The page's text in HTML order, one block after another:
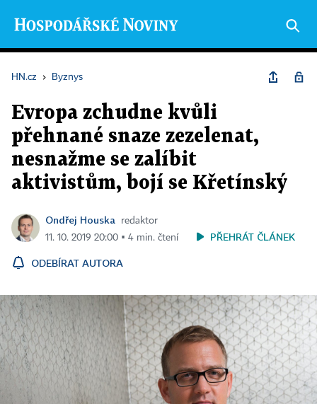
HN.cz › Byznys
Evropa zchudne kvůli
přehnané snaze zezelenat,
nesnažme se zalíbit
aktivistům, bojí se Křetínský
Ondřej Houska
redaktor
11. 10. 2019 20:00 ▪ 4 min. čtení
PŘEHRÁT ČLÁNEK
ODEBÍRAT AUTORA